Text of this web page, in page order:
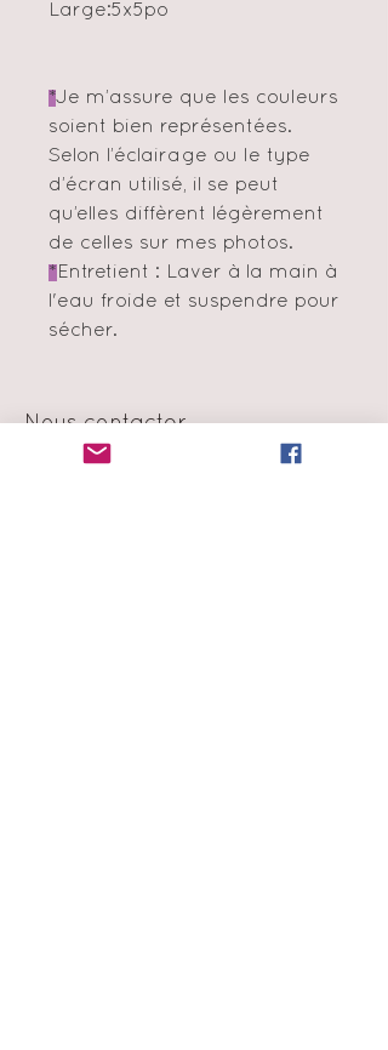
Large:5x5po
*Je m’assure que les couleurs
soient bien représentées.
Selon l’éclairage ou le type
d’écran utilisé, il se peut
qu’elles diffèrent légèrement
de celles sur mes photos.
* Entretient : Laver à la main à
l'eau froide et suspendre pour
sécher.
Nous contacter
info@amormini.ca